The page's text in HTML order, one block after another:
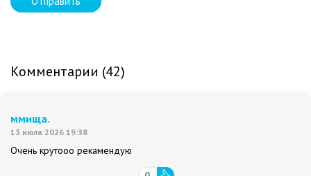
Комментарии (42)
ммища.
13 июля 2026 19:38
Очень крутооо рекамендую